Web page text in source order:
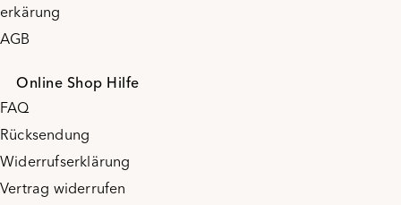
erkärung
AGB
Online Shop Hilfe
FAQ
Rücksendung
Widerrufserklärung
Vertrag widerrufen